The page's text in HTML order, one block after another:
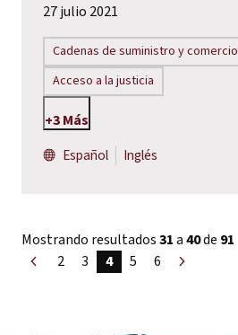
27 julio 2021
Cadenas de suministro y comercio
Acceso a la justicia
+3 Más
Español
Inglés
Mostrando resultados31a40de 91
2 3 4 5
6